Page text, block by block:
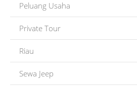
Peluang Usaha
Private Tour
Riau
Sewa Jeep